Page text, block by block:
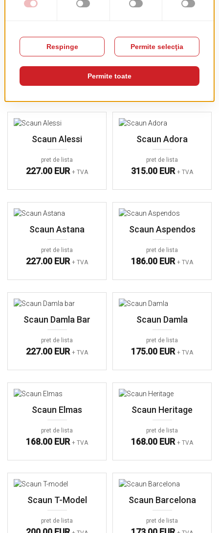
Scaun Arte Scaun Arora
Scaun Alessi
pret de lista
227.00 EUR + TVA
Scaun Adora
pret de lista
315.00 EUR + TVA
Scaun Astana
pret de lista
227.00 EUR + TVA
Scaun Aspendos
pret de lista
186.00 EUR + TVA
Scaun Damla Bar
pret de lista
227.00 EUR + TVA
Scaun Damla
pret de lista
175.00 EUR + TVA
Scaun Elmas
pret de lista
168.00 EUR + TVA
Scaun Heritage
pret de lista
168.00 EUR + TVA
Scaun T-Model
pret de lista
Scaun Barcelona
pret de lista